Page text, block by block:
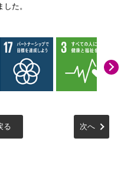
た。
る 次へ